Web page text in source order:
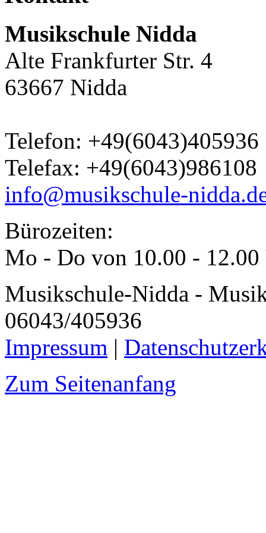
Musikschule Nidda
Alte Frankfurter Str. 4
63667 Nidda
Telefon: +49(6043)405936
Telefax: +49(6043)986108
info@musikschule-
Bürozeiten:
Mo - Do von 10.00 - 12.00
Musikschule-Nidda -
06043/405936
Impressum |
Zum Seitenanfang